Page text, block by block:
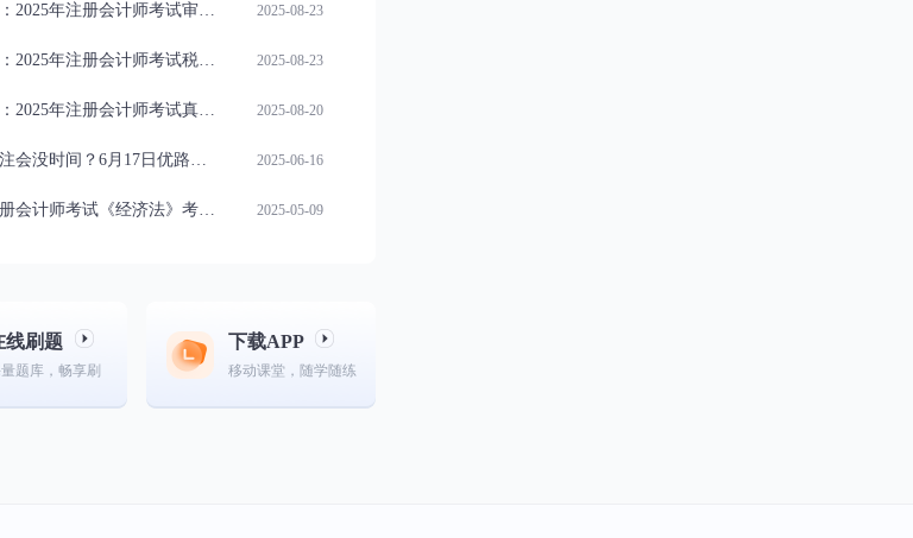
年注册会计师考试审计真题及答案 2025-08-23
年注册会计师考试税法真题及答案 2025-08-23
年注册会计师考试真题及答案汇总 2025-08-20
？6月17日优路教育直播分享碎片化学习秘籍 2025-06-16
考试《经济法》考点：法定公积金转增资本 2025-05-09
线刷题
题库，畅享刷
下载APP
移动课堂，随学随练